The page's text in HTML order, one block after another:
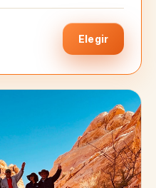
Elegir